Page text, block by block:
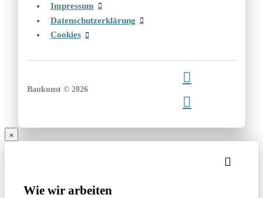
Impressum
Datenschutzerklärung
Cookies
Baukunst © 2026
Wie wir arbeiten